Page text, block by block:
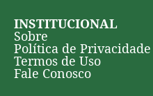
INSTITUCIONAL
Sobre
Política de Privacidade
Termos de Uso
Fale Conosco